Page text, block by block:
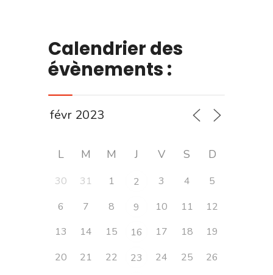
Calendrier des
évènements :
L M M J V S D
30 31 1 2 3 4
5
6
7 8 9 10 11
12
13
14 15 16 17 18
19
20
21 22 23 24 25
26